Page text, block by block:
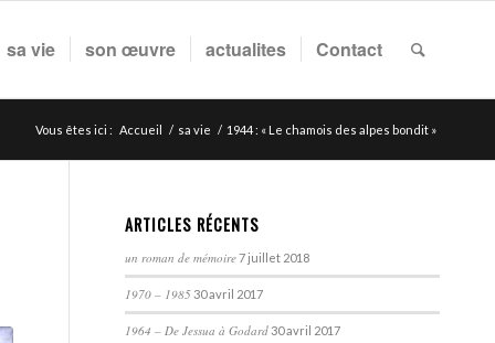
sa vie son œuvre actualites Contact
Vous êtes ici : Accueil / sa vie / 1944 : « Le chamois des alpes bondit »
ARTICLES RÉCENTS
un roman de mémoire7 juillet 2018
1970 – 1985 30 avril 2017
1964 – De Jessua à Godard 30 avril 2017